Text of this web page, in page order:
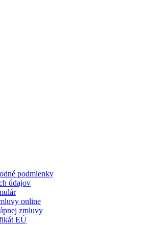
podmienky
údajov
online
zmluvy
EÚ